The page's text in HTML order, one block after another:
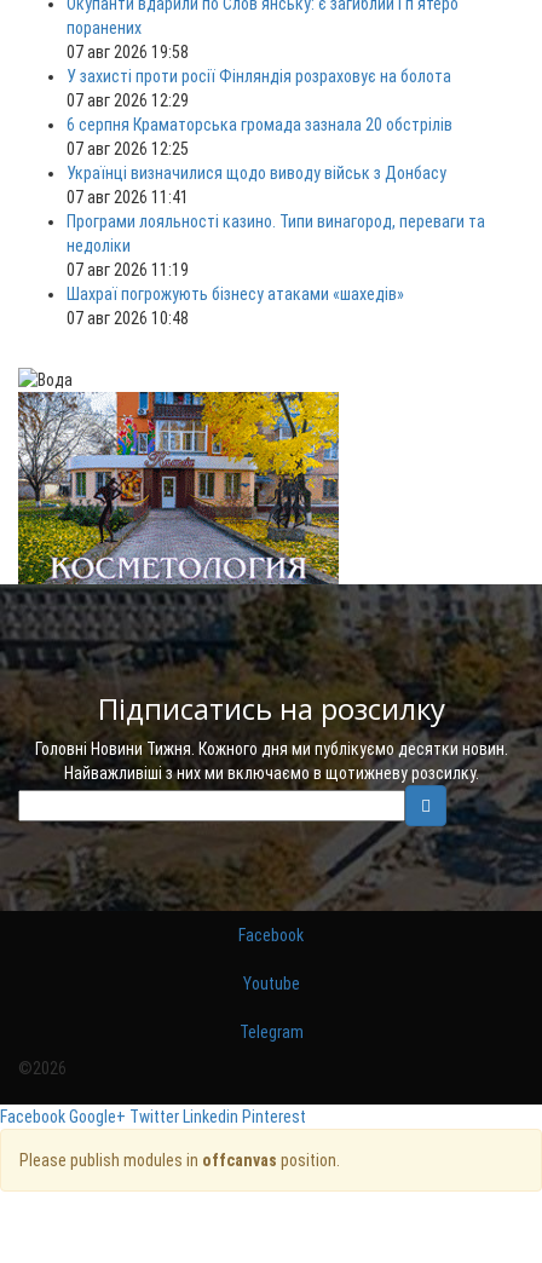
поранених
07 авг 2026 19:58
У захисті проти росії Фінляндія розраховує на болота
07 авг 2026 12:29
6 серпня Краматорська громада зазнала 20 обстрілів
07 авг 2026 12:25
Українці визначилися щодо виводу військ з Донбасу
07 авг 2026 11:41
Програми лояльності казино. Типи винагород, переваги та
недоліки
07 авг 2026 11:19
Шахраї погрожують бізнесу атаками «шахедів»
07 авг 2026 10:48
Підписатись на розсилку
Головні Новини Тижня. Кожного дня ми публікуємо десятки новин.
Найважливіші з них ми включаємо в щотижневу розсилку.
Facebook
Youtube
Telegram
©2026
FacebookGoogle+ Twitter Linkedin Pinterest
Please publish modules in offcanvas position.